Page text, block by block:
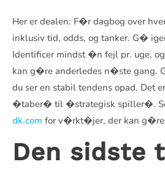
Her er dealen: F�r dagbog over
inklusiv tid, odds, og tanker. G�
Identificer mindst �n fejl pr. uge,
kan g�re anderledes n�ste gang.
du ser en stabil tendens opad. Det
�taber� til �strategisk spiller�.
dk.com for v�rkt�jer, der kan g�re
Den sidste